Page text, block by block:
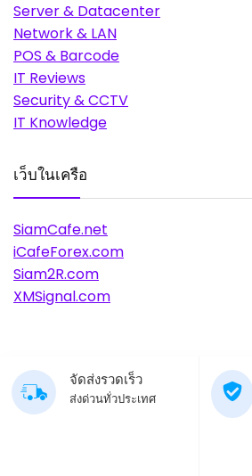
Server & Datacenter
Network & LAN
POS & Barcode
IT Reviews
Security & CCTV
IT Knowledge
เว็บในเครือ
SiamCafe.net
iCafeForex.com
Siam2R.com
XMSignal.com
จัดส่งรวดเร็ว
ส่งด่วนทั่วประเทศ